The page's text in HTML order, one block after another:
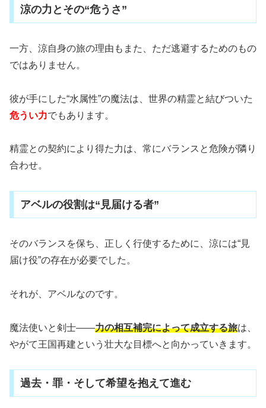
涼の力とその“危うさ”
一方、涼自身の旅の理由もまた、ただ逃避するためのもの
ではありません。
彼が手にした“水属性”の魔法は、世界の精霊と結びついた
危うい力でもあります。
精霊との契約により得た力は、常にバランスと危険が隣り
合わせ。
アベルの役割は“見届ける者”
そのバランスを保ち、正しく行使するために、涼には“見
届け役”の存在が必要でした。
それが、アベルなのです。
魔法使いと剣士――力の相互補完によって成立する旅は、
やがて王国再建という壮大な目標へと向かっていきます。
過去・罪・そして希望を抱えて進む